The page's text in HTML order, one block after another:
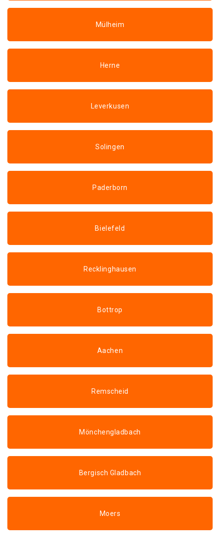
Mülheim
Herne
Leverkusen
Solingen
Paderborn
Bielefeld
Recklinghausen
Bottrop
Aachen
Remscheid
Mönchengladbach
Bergisch Gladbach
Moers